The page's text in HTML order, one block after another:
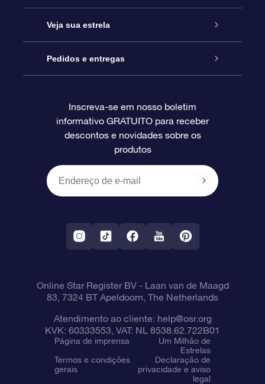
Entre em contato conosco
Blog
Avaliações
Presente estrelar on-line
Pacote de presente da OSR
O cartão de presente da OSR
Presentes corporativos
Veja sua estrela
Star Register
Página estelar personalizada
Um Milhão de Estrelas
OSR Starsaver
Aplicativo RV Fly me to the stars
Pedidos e entregas
Informações de pagamento
Política de devolução
Constelações
Inscreva-se em nosso boletim
informativo GRATUITO para receber
descontos e novidades sobre os
produtos
Online Star Register BV- Laan van de Maagd
83, 7324 BT Apeldoorn, The Netherlands
Atendimento ao cliente: help@osr.org
KVK: 60333553, VAT: NL 8538.62.722B01
Página de imprensa
Um Milhão de
Estrelas
Termos e condições
gerais
Declaração de
privacidade e aviso
legal